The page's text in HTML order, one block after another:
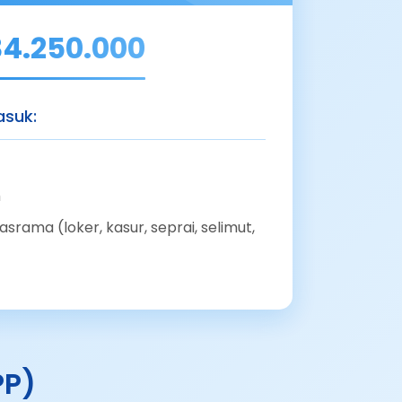
(loker, kasur, seprai, selimut,